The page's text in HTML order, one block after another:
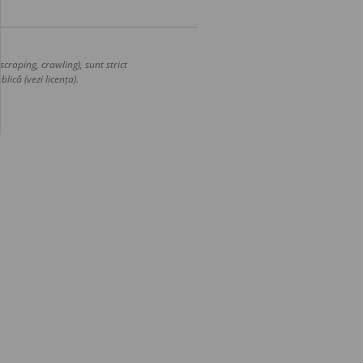
crawling), sunt strict
(vezi licența).